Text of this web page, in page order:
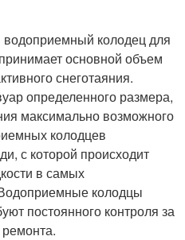
колодец для
основной объем
снеготаяния.
определенного размера,
максимально возможного
колодцев
с которой происходит
в самых
колодцы
постоянного контроля за